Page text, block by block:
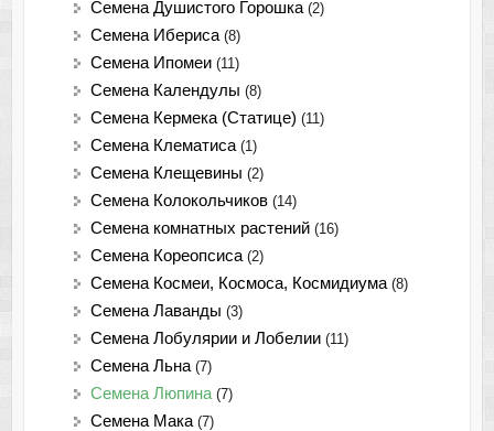
Семена Душистого Горошка (2)
Семена Ибериса (8)
Семена Ипомеи (11)
Семена Календулы (8)
Семена Кермека (Статице) (11)
Семена Клематиса (1)
Семена Клещевины (2)
Семена Колокольчиков (14)
Семена комнатных растений (16)
Семена Кореопсиса (2)
Семена Космеи, Космоса, Космидиума (8)
Семена Лаванды (3)
Семена Лобулярии и Лобелии (11)
Семена Льна (7)
Семена Люпина (7)
Семена Мака (7)